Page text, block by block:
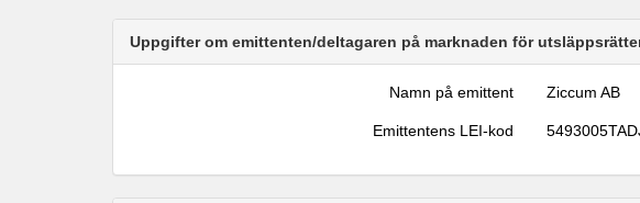
Uppgifter om emittenten/deltagaren på marknaden för
Namn på emittent Ziccum AB
Emittentens LEI-kod